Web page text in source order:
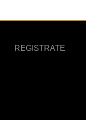
REGISTRATE